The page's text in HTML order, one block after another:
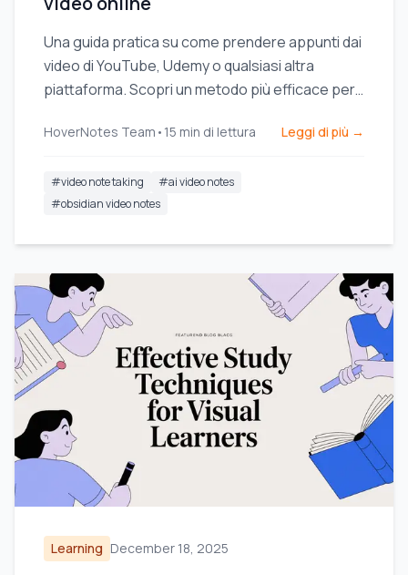
Una guida pratica su come prendere appunti dai
video di YouTube, Udemy o qualsiasi altra
piattaforma. Scopri un metodo più efficace per
dimenticare.
HoverNotes Team • 15 min di lettura Leggi di più →
#video note taking #ai video notes
#obsidian video notes
Learning December 18, 2025